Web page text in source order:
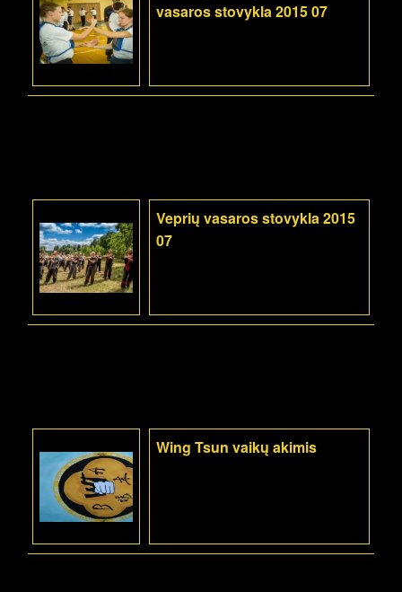
vasaros stovykla 2015 07
Veprių vasaros stovykla 2015
07
Wing Tsun vaikų akimis